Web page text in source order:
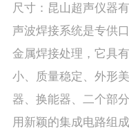
尺寸：昆山超声仪器
声波焊接系统是专供
金属焊接处理，它具
小、质量稳定、外形
器、换能器、二个部
用新颖的集成电路组